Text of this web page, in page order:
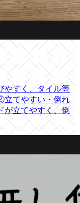
やすく、タイル等
立てやすい・倒れ
が立てやすく、倒